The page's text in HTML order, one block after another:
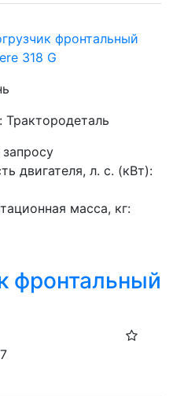
фронтальный
318 G
Трактородеталь
двигателя, л. с. (кВт):
масса, кг:
фронтальный